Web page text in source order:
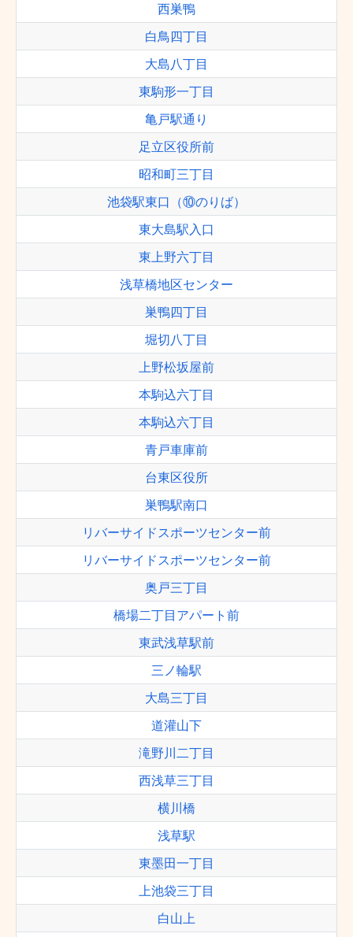
西巣鴨
白鳥四丁目
大島八丁目
東駒形一丁目
亀戸駅通り
足立区役所前
昭和町三丁目
池袋駅東口（⑩のりば）
東大島駅入口
東上野六丁目
浅草橋地区センター
巣鴨四丁目
堀切八丁目
上野松坂屋前
本駒込六丁目
本駒込六丁目
青戸車庫前
台東区役所
巣鴨駅南口
リバーサイドスポーツセンター前
リバーサイドスポーツセンター前
奥戸三丁目
橋場二丁目アパート前
東武浅草駅前
三ノ輪駅
大島三丁目
道灌山下
滝野川二丁目
西浅草三丁目
横川橋
浅草駅
東墨田一丁目
上池袋三丁目
白山上